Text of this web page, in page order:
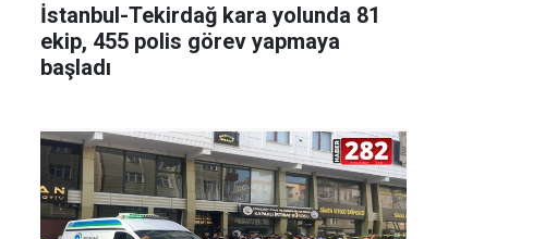
İstanbul-Tekirdağ kara yolunda 81
ekip, 455 polis görev yapmaya
başladı